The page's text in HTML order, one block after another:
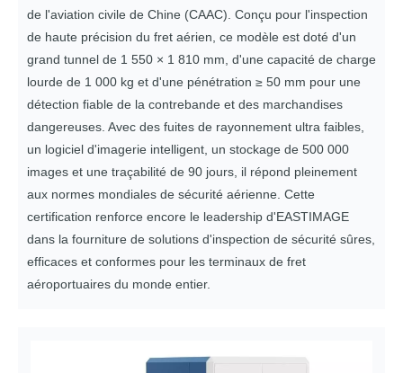
de l'aviation civile de Chine (CAAC). Conçu pour l'inspection
de haute précision du fret aérien, ce modèle est doté d'un
grand tunnel de 1 550 × 1 810 mm, d'une capacité de charge
lourde de 1 000 kg et d'une pénétration ≥ 50 mm pour une
détection fiable de la contrebande et des marchandises
dangereuses. Avec des fuites de rayonnement ultra faibles,
un logiciel d'imagerie intelligent, un stockage de 500 000
images et une traçabilité de 90 jours, il répond pleinement
aux normes mondiales de sécurité aérienne. Cette
certification renforce encore le leadership d'EASTIMAGE
dans la fourniture de solutions d'inspection de sécurité sûres,
efficaces et conformes pour les terminaux de fret
aéroportuaires du monde entier.